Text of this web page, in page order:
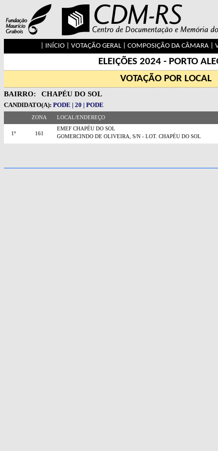
INÍCIO| VOTAÇÃO GERAL| COMPOSIÇÃO DA CÂMARA|
ELEIÇÕES 2024 - PORTO
VOTAÇÃO POR LOCAL
BAIRRO: CHAPÉU DO SOL
CANDIDATO(A): PODE | 20 | PODE
ZONA LOCAL/ENDEREÇO
1º 161
EMEF CHAPÉU DO SOL
GOMERCINDO DE OLIVEIRA, S/N - LOT. CHAPÉU DO SOL